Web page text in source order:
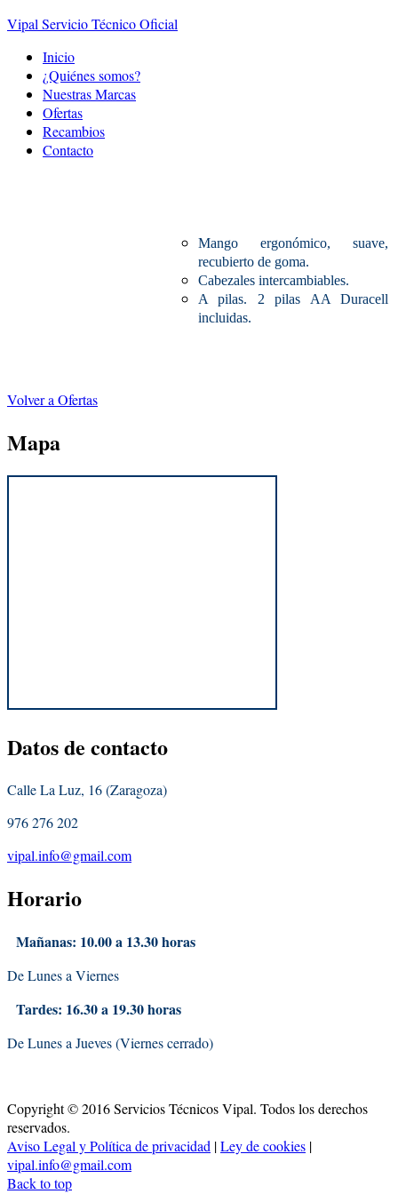
Vipal Servicio Técnico Oficial
Inicio
¿Quiénes somos?
Nuestras Marcas
Ofertas
Recambios
Contacto
Mango ergonómico, suave,
recubierto de goma.
Cabezales intercambiables.
A pilas. 2 pilas AA Duracell
incluidas.
Volver a Ofertas
Mapa
Datosde contacto
Calle La Luz, 16 (Zaragoza)
976 276 202
vipal.info@gmail.com
Horario
Mañanas: 10.00 a 13.30 horas
De Lunes a Viernes
Tardes: 16.30 a 19.30 horas
De Lunes a Jueves (Viernes cerrado)
Copyright © 2016 Servicios Técnicos Vipal. Todos los derechos
reservados.
Aviso Legal y Política de privacidad |Ley de cookies |
vipal.info@gmail.com
Back to top